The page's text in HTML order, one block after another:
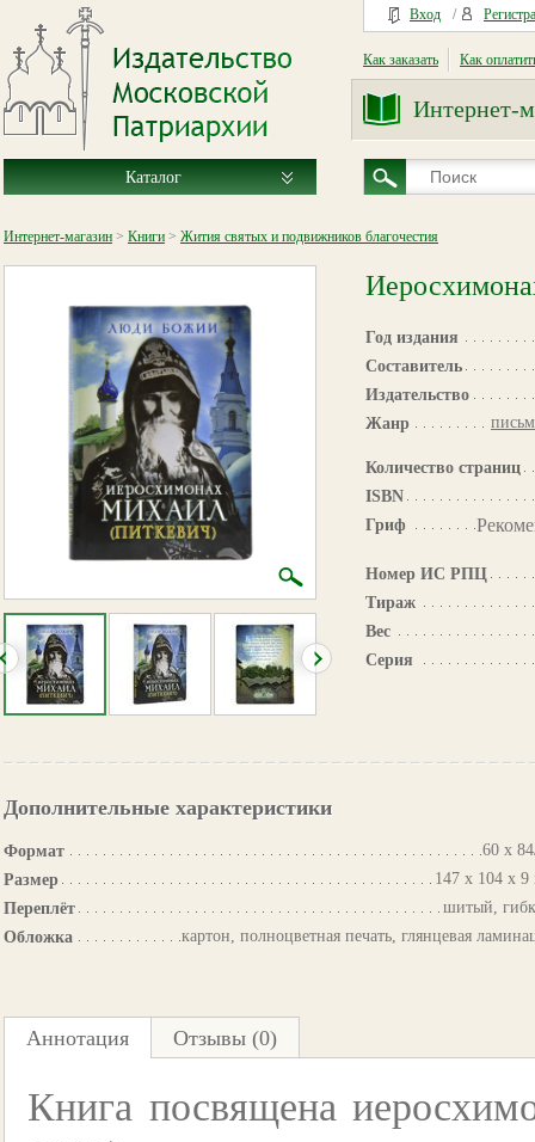
Вход /
Как заказать Как
Интернет-
Каталог
Интернет-магазин > Книги > Жития святых и подвижников благочестия
Год издания
Составитель
Издательство
Жанр
Количество страниц
ISBN
Гриф
Номер ИС РПЦ
Тираж
Вес
Серия
Дополнительные характеристики
Формат
60 х
Размер
147 х 104 х
Переплёт
шитый,
Обложка
картон, полноцветная печать, глянцевая
Аннотация Отзывы (0)
Книга посвящена